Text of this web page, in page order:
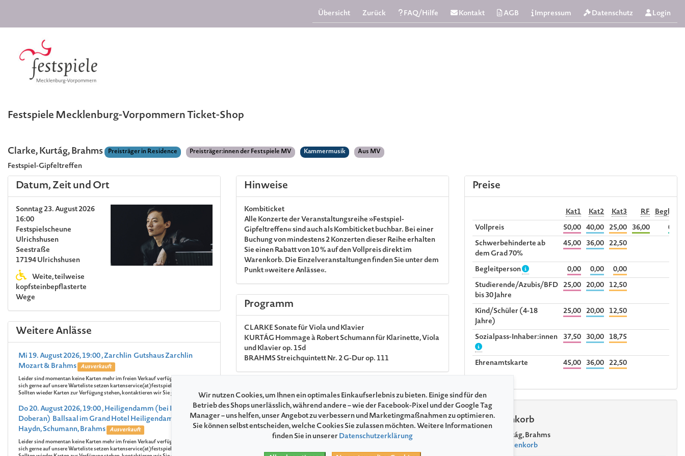
Übersicht Zurück FAQ/Hilfe Kontakt AGB Impressum Datenschutz Login
Festspiele Mecklenburg-Vorpommern Ticket-Shop
Clarke, Kurtág, Brahms Preisträger in Residence Preisträger:innen der Festspiele MV Kammermusik Aus MV
Festspiel-Gipfeltreffen
Datum, Zeit und Ort
Sonntag 23. August 2026
16:00
Festspielscheune
Ulrichshusen
Seestraße
17194 Ulrichshusen
Weite, teilweise
kopfsteinbepflasterte
Wege
Weitere Anlässe
Mi 19. August 2026, 19:00 , Zarchlin Gutshaus Zarchlin
Mozart & Brahms
Ausverkauft
Leider sind momentan keine Karten mehr im freien Verkauf verfügbar. Lassen Sie
sich gerne auf unsere Warteliste setzen kartenservice(at)festspiele-mv.de.
Sollten wieder Karten zur Verfügung stehen, kontaktieren wir Sie gerne.
Do 20. August 2026, 19:00 , Heiligendamm (bei Bad
Doberan) Ballsaal im Grand Hotel Heiligendamm
Haydn, Schumann, Brahms
Ausverkauft
Leider sind momentan keine Karten mehr im freien Verkauf verfügbar. Lassen Sie
sich gerne auf unsere Warteliste setzen kartenservice(at)festspiele-mv.de.
Hinweise
Kombiticket
Alle Konzerte der Veranstaltungsreihe »Festspiel-
Gipfeltreffen« sind auch als Kombiticket buchbar. Bei einer
Buchung von mindestens 2 Konzerten dieser Reihe erhalten
Sie einen Rabatt von 10 % auf den Vollpreis direkt im
Warenkorb. Die Einzelveranstaltungen finden Sie unter dem
Punkt »weitere Anlässe«.
Programm
CLARKESonate für Viola und Klavier
KURTÁG Hommage à Robert Schumann für Klarinette, Viola
und Klavier op. 15d
BRAHMSStreichquintett Nr. 2 G-Dur op. 111
Mitwirkende
Matthias SchornKlarinette
Nils MönkemeyerViola
William YounKlavier
Preise
Kat1 Kat2 Kat3 RF
Begl. RF
Vollpreis
50,00 40,00 25,00 36,00
0,00
Schwerbehinderte ab
dem Grad 70%
45,00 36,00 22,50
Begleitperson 0,00 0,00
0,00
Studierende/Azubis/BFD
bis 30 Jahre
25,00 20,00 12,50
Kind/Schüler (4-18
Jahre)
25,00 20,00 12,50
Sozialpass-Inhaber:innen 37,50 30,00 18,75
Ehrenamtskarte 45,00 36,00 22,50
Warenkorb
Clarke, Kurtág, Brahms
Zum Warenkorb
Wir nutzen Cookies, um Ihnen ein optimales Einkaufserlebnis zu bieten. Einige sind für den
Betrieb des Shops unerlässlich, während andere – wie der Facebook-Pixel und der Google Tag
Manager – uns helfen, unser Angebot zu verbessern und Marketingmaßnahmen zu optimieren.
Sie können selbst entscheiden, welche Cookies Sie zulassen möchten. Weitere Informationen
finden Sie in unserer Datenschutzerklärung